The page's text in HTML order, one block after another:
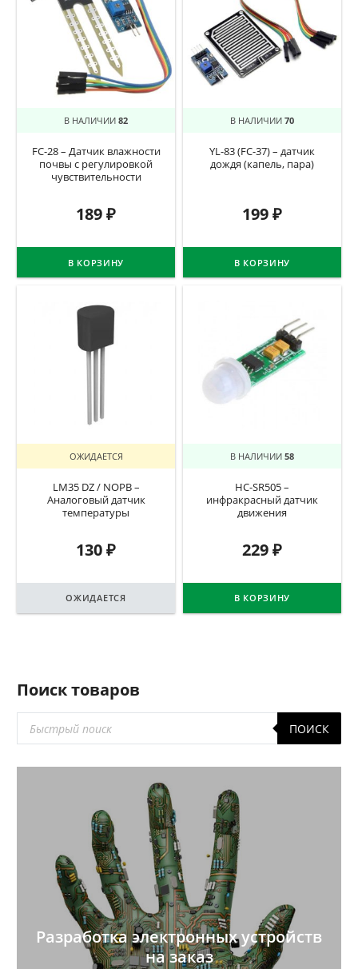
В НАЛИЧИИ 82
FC-28 – Датчик влажности
почвы c регулировкой
чувствительности
189₽
В КОРЗИНУ
В НАЛИЧИИ 70
YL-83 (FC-37) – датчик
дождя (капель, пара)
199₽
В КОРЗИНУ
ОЖИДАЕТСЯ
LM35 DZ / NOPB –
Аналоговый датчик
температуры
130₽
ОЖИДАЕТСЯ
В НАЛИЧИИ 58
HC-SR505 –
инфракрасный датчик
движения
229₽
В КОРЗИНУ
Поиск товаров
товаров
ПОИСК
Разработка электронных устройств
на заказ